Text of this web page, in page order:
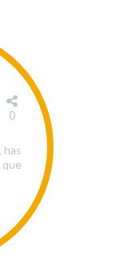
0
has